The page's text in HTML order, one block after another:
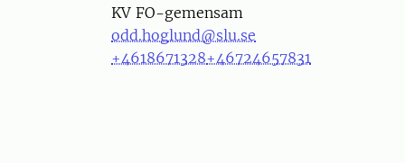
KV FO-gemensam
odd.hoglund@slu.se
+4618671328+46724657831